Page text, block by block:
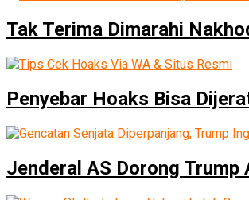
Tak Terima Dimarahi
Penyebar Hoaks Bisa
Jenderal AS Dorong